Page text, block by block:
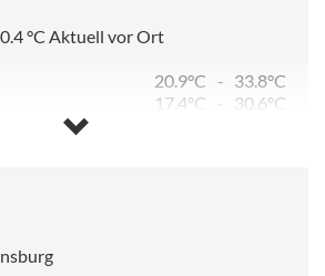
°C Aktuell vor Ort
20.9°C - 33.8°C
17.4°C -
30.6°C